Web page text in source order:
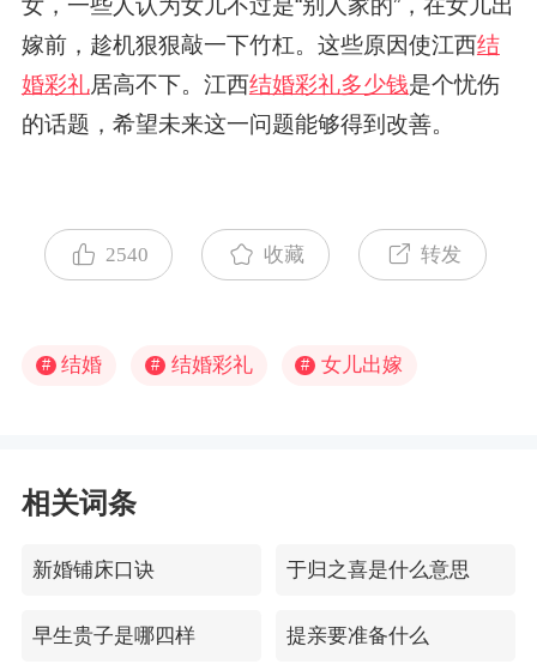
女，一些人认为女儿不过是“别人家的”，在女儿出
嫁前，趁机狠狠敲一下竹杠。这些原因使江西结
婚彩礼居高不下。江西结婚彩礼多少钱是个忧伤
的话题，希望未来这一问题能够得到改善。
2540 收藏 转发
# 结婚 # 结婚彩礼 # 女儿出嫁
相关词条
新婚铺床口诀 于归之喜是什么意思
早生贵子是哪四样 提亲要准备什么